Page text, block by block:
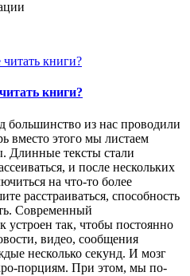
книги?
большинство из нас проводили
вместо этого мы листаем
Длинные тексты стали
и после нескольких
на что-то более
расстраиваться, способность
Современный
так, чтобы постоянно
видео, сообщения
несколько секунд. И мозг
порциям. При этом, мы по-